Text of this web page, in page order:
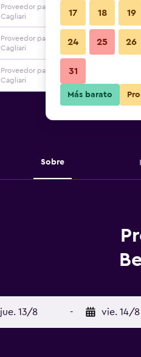
Proveedor para Bed&Breakfast Genneruxi -
Cagliari
Proveedor para Bed&Breakfast Genneruxi -
Cagliari
Proveedor para Bed&Breakfast Genneruxi -
Cagliari
Sobre
jue. 13/8 - vie. 14/8
17 18 19
24 25 26
31
Más barato